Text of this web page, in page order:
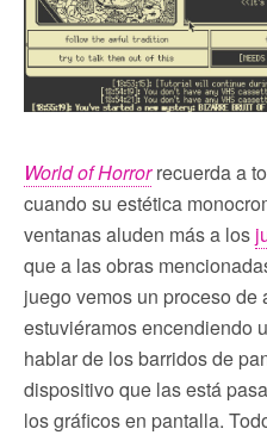
World of Horrorrecuerda a
cuando su estética
ventanas aluden más a los
que a las obras
juego vemos un proceso de
estuviéramos encendiendo
hablar de los barridos de
dispositivo que las está
los gráficos en pantalla.